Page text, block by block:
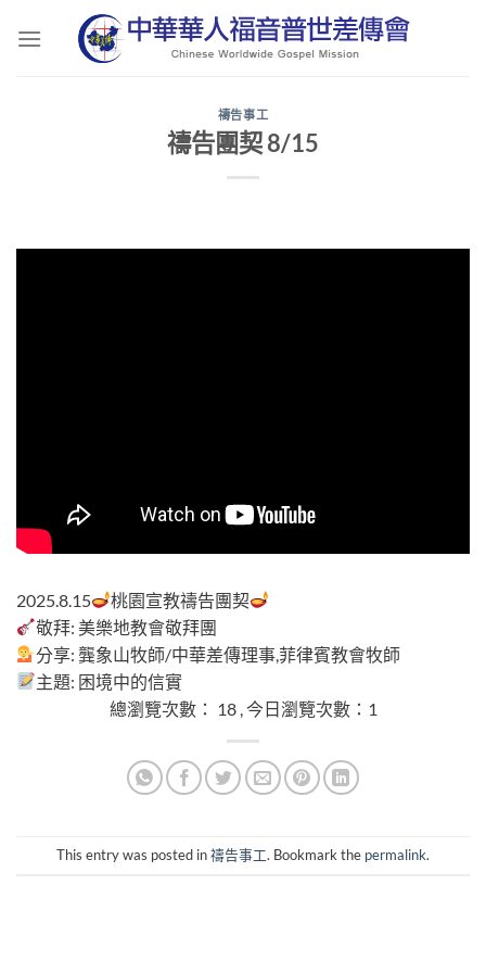
禱告事工
禱告團契 8/15
2025.8.15
桃園宣教禱告團契
敬拜: 美樂地教會敬拜團
分享: 龔象山牧師/中華差傳理事,菲律賓教會牧師
主題: 困境中的信實
總瀏覽次數： 18 , 今日瀏覽次數：1
This entry was posted in禱告事工. Bookmark the permalink.